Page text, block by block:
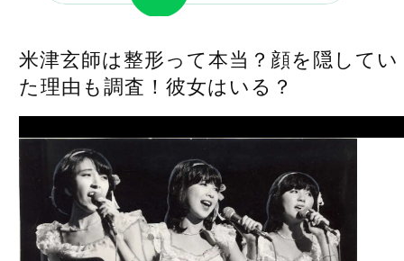
米津玄師は整形って本当？顔を隠してい
た理由も調査！彼女はいる？